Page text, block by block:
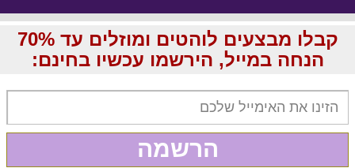
קבלו מבצעים לוהטים ומוזלים עד 70%
הנחה במייל, הירשמו עכשיו בחינם:
הרשמה